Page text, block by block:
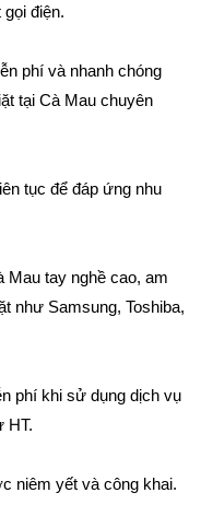
điện.
phí và nhanh chóng
tại Cà Mau chuyên
tục để đáp ứng nhu
Mau tay nghề cao, am
như Samsung, Toshiba,
phí khi sử dụng dịch vụ
HT.
niêm yết và công khai.